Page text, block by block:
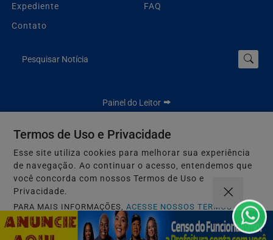
Expediente
FAQ
Contato
Pesquisar Notícia
Painel do Leitor
Jbn Bahia - Todos os direitos reservados.
Termos de Uso e Privacidade
Termos de Uso e Privacidade
Esse site utiliza cookies para melhorar sua experiência
de navegação. Ao continuar o acesso, entendemos que
você concorda com nossos Termos de Uso e
Privacidade.
PARA MAIS INFORMAÇÕES,ACESSE NOSSOS TERMOS
CLICANDO AQUI